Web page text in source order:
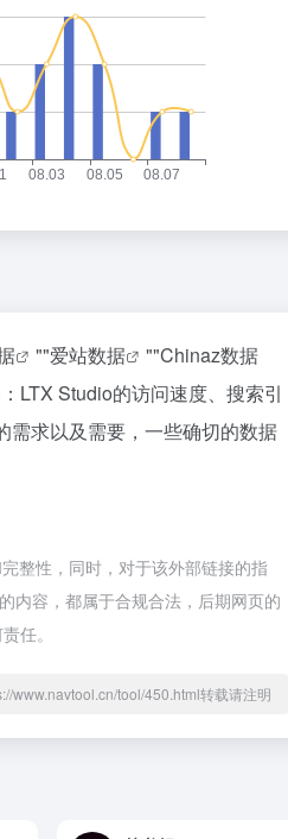
""爱站数据 ""Chinaz数据
LTX Studio的访问速度、搜索引
需求以及需要，一些确切的数据
整性，同时，对于该外部链接的指
内容，都属于合规合法，后期网页的
任。
www.navtool.cn/tool/450.html转载请注明